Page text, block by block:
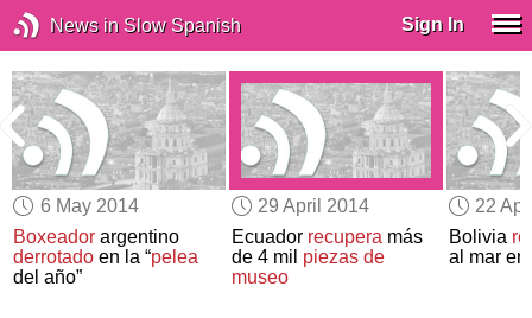
News in Slow Spanish Sign In
6 May 2014
Boxeador argentino
derrotado en la “pelea
del año”
29 April 2014
Ecuador recuperamás
de 4 mil piezas de
museo
22
Bolivia
al mar en